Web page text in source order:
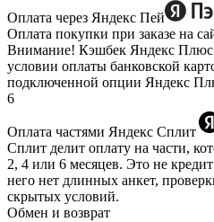
Оплата через Яндекс Пей
Оплата покупки при заказе на
Внимание! Кэшбек Яндекс Плюс
условии оплаты банковской
подключенной опции Яндекс
6
Оплата частями Яндекс Сплит
Сплит делит оплату на части,
2, 4 или 6 месяцев. Это не
него нет длинных анкет,
скрытых условий.
Обмен и возврат